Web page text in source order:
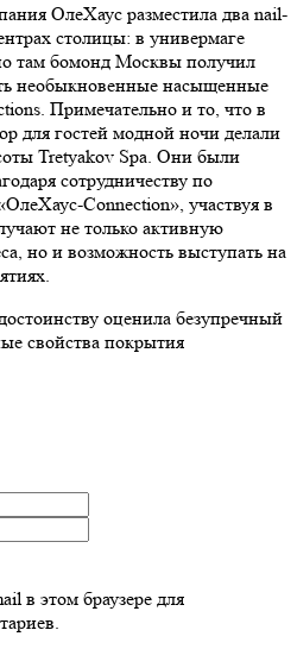
ОлеХаус разместила два nail-
столицы: в универмаге
там бомонд Москвы получил
необыкновенные насыщенные
Примечательно и то, что в
для гостей модной ночи делали
Tretyakov Spa. Они были
сотрудничеству по
Connection», участвуя в
не только активную
но и возможность выступать на
оценила безупречный
свойства покрытия
в этом браузере для